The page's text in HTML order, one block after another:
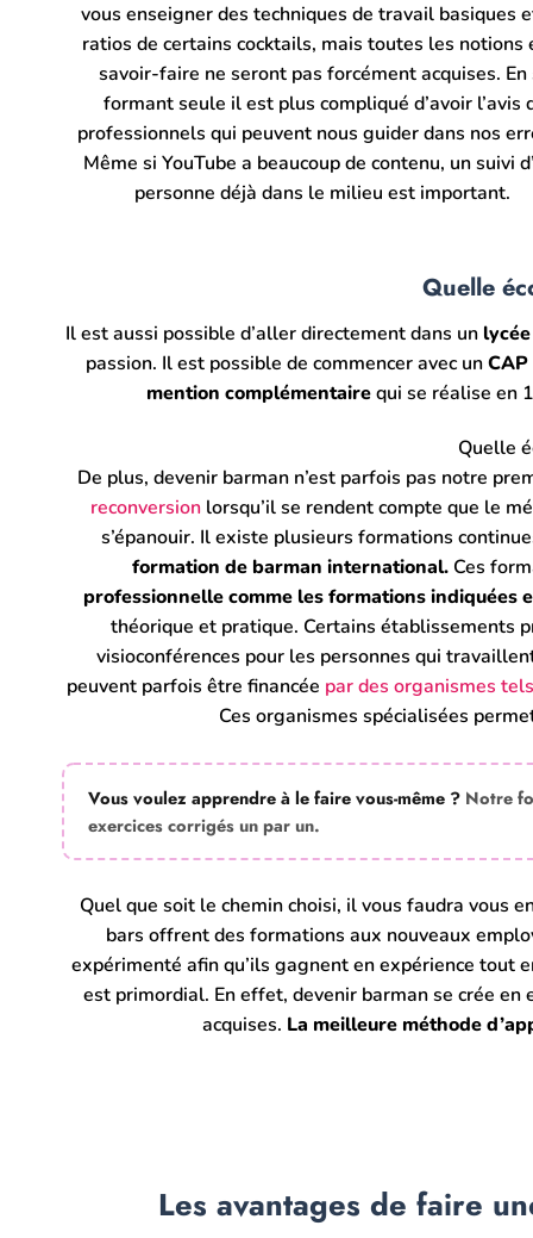
vous enseigner des techniques de travail basiques
ratios de certains cocktails, mais toutes les notions
savoir-faire ne seront pas forcément acquises. En
formant seule il est plus compliqué d’avoir l’avis
professionnels qui peuvent nous guider dans nos
Même si YouTube a beaucoup de contenu, un suivi
personne déjà dans le milieu est important.
Quelle
Il est aussi possible d’aller directement dans unlycée
passion. Il est possible de commencer avec un
mention complémentairequi se réalise en
Quelle
De plus, devenir barman n’est parfois pas notre
reconversion lorsqu’il se rendent compte que le
s’épanouir. Il existe plusieurs formations
formation de barman international. Ces
professionnelle comme les formations indiquées
théorique et pratique. Certains établissements
visioconférences pour les personnes qui
peuvent parfois être financée par des organismes
Ces organismes spécialisées
Vous voulez apprendre à le faire vous-même ? Notre
exercices corrigés un par un.
Quel que soit le chemin choisi, il vous faudra vous
bars offrent des formations aux nouveaux
expérimenté afin qu’ils gagnent en expérience tout
est primordial. En effet, devenir barman se crée
acquises. La meilleure méthode
Les avantages de faire